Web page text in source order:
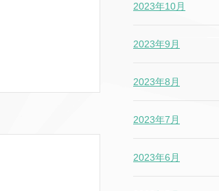
2023年10月
2023年9月
2023年8月
2023年7月
2023年6月